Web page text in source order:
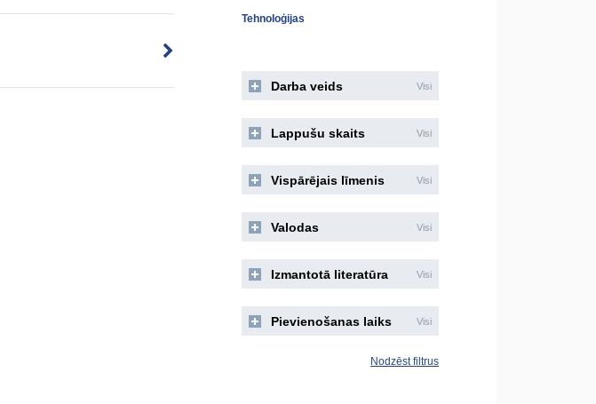
Tehnoloģijas
Darba veids Visi
Lappušu skaits Visi
Vispārējais līmenis Visi
Valodas Visi
Izmantotā literatūra Visi
Pievienošanas laiks Visi
Nodzēst filtrus